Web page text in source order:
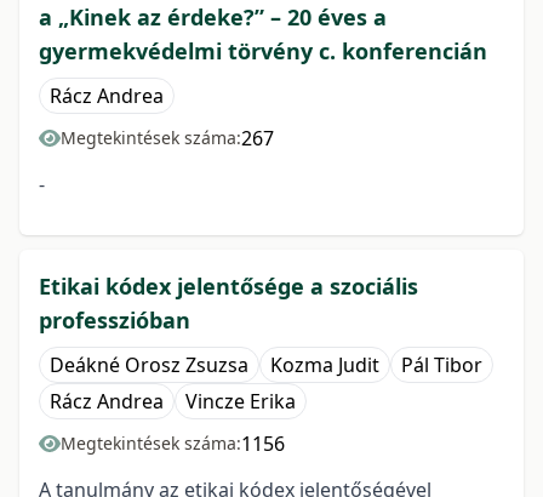
a „Kinek az érdeke?” – 20 éves a
gyermekvédelmi törvény c. konferencián
Rácz Andrea
Megtekintések száma:267
-
Etikai kódex jelentősége a szociális
professzióban
Deákné Orosz Zsuzsa Kozma Judit
Pál Tibor
Rácz Andrea
Vincze Erika
Megtekintések száma:1156
A tanulmány az etikai kódex jelentőségével